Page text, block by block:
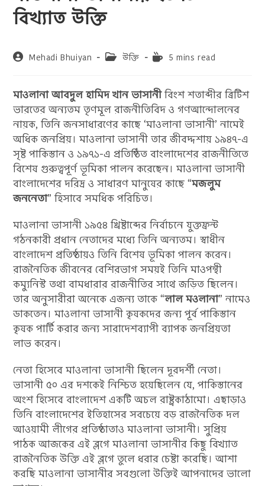
বিখ্যাত উক্তি
PostMehadi Bhuiyan
Postউক্তি
Reading5 mins read
মাওলানা আবদুল হামিদ খান ভাসানীবিংশ শতাব্দীর ব্রিটিশ
ভারতের অন্যতম তৃণমূল রাজনীতিবিদ ও গণআন্দোলনের
নায়ক, তিনি জনসাধারণের কাছে ‘মাওলানা ভাসানী’ নামেই
অধিক জনপ্রিয়। মাওলানা ভাসানী তার জীবদ্দশায় ১৯৪৭-এ
সৃষ্ট পাকিস্তান ও ১৯৭১-এ প্রতিষ্ঠিত বাংলাদেশের রাজনীতিতে
বিশেষ গুরুত্বপূর্ণ ভূমিকা পালন করেছেন। মাওলানা ভাসানী
বাংলাদেশের দরিদ্র ও সাধারণ মানুষের কাছে “মজলুম
জননেতা” হিসাবে সমধিক পরিচিত।
মাওলানা ভাসানী ১৯৫৪ খ্রিষ্টাব্দের নির্বাচনে যুক্তফ্রন্ট
গঠনকারী প্রধান নেতাদের মধ্যে তিনি অন্যতম। স্বাধীন
বাংলাদেশ প্রতিষ্ঠায়ও তিনি বিশেষ ভূমিকা পালন করেন।
রাজনৈতিক জীবনের বেশিরভাগ সময়ই তিনি মাওপন্থী
কম্যুনিস্ট তথা বামধারার রাজনীতির সাথে জড়িত ছিলেন।
তার অনুসারীরা অনেকে এজন্য তাকে “লাল মওলানা” নামেও
ডাকতেন। মাওলানা ভাসানী কৃষকদের জন্য পূর্ব পাকিস্তান
কৃষক পার্টি করার জন্য সারাদেশব্যাপী ব্যাপক জনপ্রিয়তা
লাভ করেন।
নেতা হিসেবে মাওলানা ভাসানী ছিলেন দূরদর্শী নেতা।
ভাসানী ৫০ এর দশকেই নিশ্চিত হয়েছিলেন যে, পাকিস্তানের
অংশ হিসেবে বাংলাদেশ একটি অচল রাষ্ট্রকাঠামো। এছাড়াও
তিনি বাংলাদেশের ইতিহাসের সবচেয়ে বড় রাজনৈতিক দল
আওয়ামী লীগের প্রতিষ্ঠাতাও মাওলানা ভাসানী। সুপ্রিয়
পাঠক আজকের এই ব্লগে মাওলানা ভাসানীর কিছু বিখ্যাত
রাজনৈতিক উক্তি এই ব্লগে তুলে ধরার চেষ্টা করেছি। আশা
করছি মাওলানা ভাসানীর সবগুলো উক্তিই আপনাদের ভালো